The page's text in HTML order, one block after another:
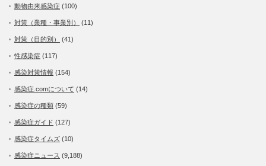
動物由来感染症 (100)
対策（業種・事業別） (11)
対策（目的別） (41)
性感染症 (117)
感染対策情報 (154)
感染症.comについて (14)
感染症の種類 (59)
感染症ガイド (127)
感染症タイムズ (10)
感染症ニュース (9,188)